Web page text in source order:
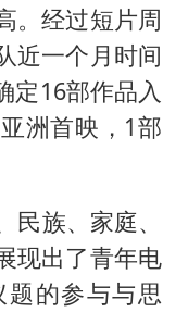
。经过短片周
近一个月时间
定16部作品入
洲首映，1部
族、家庭、
现出了青年电
的参与与思